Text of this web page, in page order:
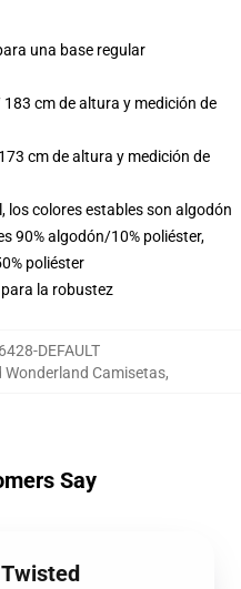
una base regular
cm de altura y medición de
cm de altura y medición de
los colores estables son algodón
90% algodón/10% poliéster,
poliéster
la robustez
DEFAULT
Wonderland Camisetas,
Say